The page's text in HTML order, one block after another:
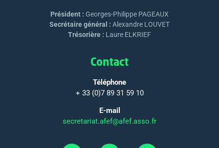
Président : Georges-Philippe PAGEAUX
Secrétaire général : Alexandre LOUVET
Trésorière : Laure ELKRIEF
Contact
Téléphone
+ 33 (0)7 89 31 59 10
E-mail
secretariat.afef@afef.asso.fr